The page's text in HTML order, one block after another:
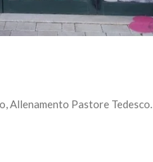
Allenamento Pastore Tedesco.